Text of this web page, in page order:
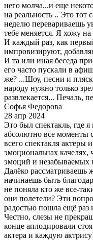
него молча...и еще
на реальность .. Это тот
неделю перевариваешь
тебе меняется. Я хожу на
И каждый раз, как
импровизируют,
И та или иная беседа
его часто пускали в
же? ...Шоу, песни и
народу нужно только
развлекается... Печаль,
Софья Федорова
28 апр 2024
Это был спектакль, где
абсолютно все моменты
всего спектакля актеры
эмоциональнах
эмоций и незабываемых
Далёко рассматриваешь
начинаешь быть
не поняла кто же все-
они полетели? Эти
радостью пошла ещё раз
Честно, слезы не
конце аплодировали
актера и каждую